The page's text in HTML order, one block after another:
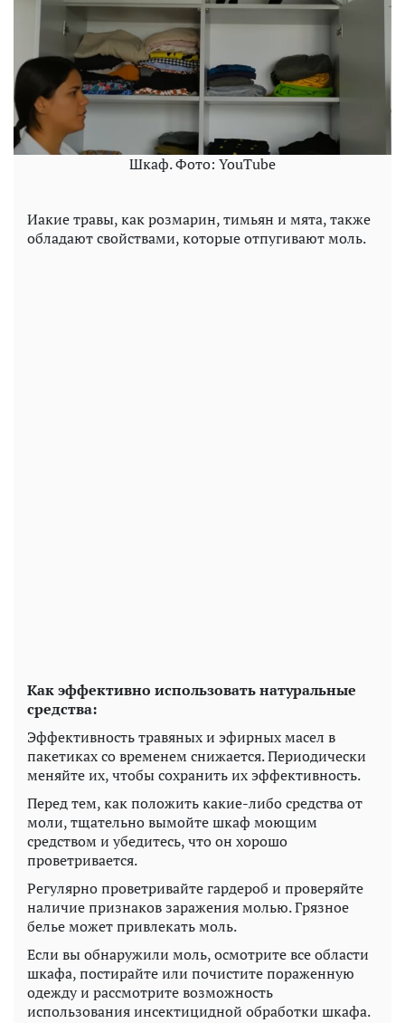
Шкаф. Фото: YouTube
Иакие травы, как розмарин, тимьян и мята, также
обладают свойствами, которые отпугивают моль.
Как эффективно использовать натуральные
средства:
Эффективность травяных и эфирных масел в
пакетиках со временем снижается. Периодически
меняйте их, чтобы сохранить их эффективность.
Перед тем, как положить какие-либо средства от
моли, тщательно вымойте шкаф моющим
средством и убедитесь, что он хорошо
проветривается.
Регулярно проветривайте гардероб и проверяйте
наличие признаков заражения молью. Грязное
белье может привлекать моль.
Если вы обнаружили моль, осмотрите все области
шкафа, постирайте или почистите пораженную
одежду и рассмотрите возможность
использования инсектицидной обработки шкафа.